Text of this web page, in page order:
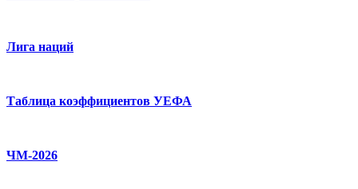
Лига наций
Таблица коэффициентов УЕФА
ЧМ-2026